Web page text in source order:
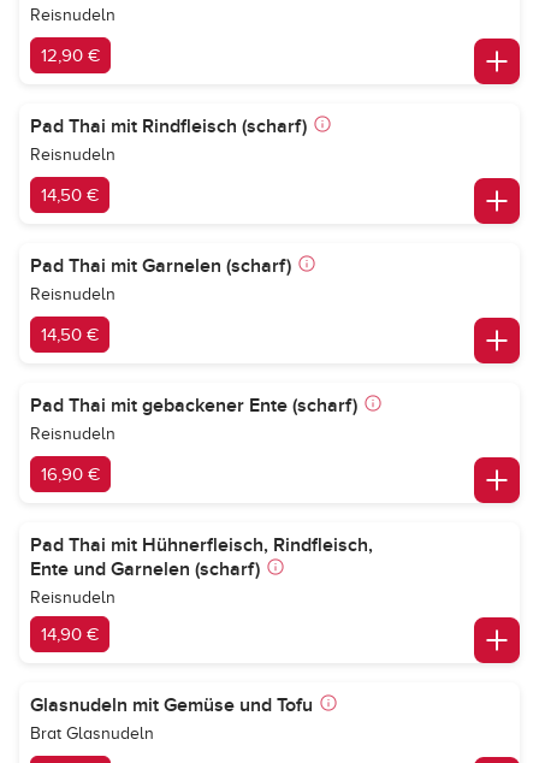
Reisnudeln
12,90 €
Pad Thai mit Rindfleisch (scharf)
Reisnudeln
14,50 €
Pad Thai mit Garnelen (scharf)
Reisnudeln
14,50 €
Pad Thai mit gebackener Ente (scharf)
Reisnudeln
16,90 €
Pad Thai mit Hühnerfleisch, Rindfleisch,
Ente und Garnelen (scharf)
Reisnudeln
14,90 €
Glasnudeln mit Gemüse und Tofu
Brat Glasnudeln